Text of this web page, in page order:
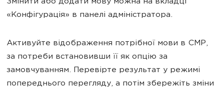
«Конфігурація» в панелі адміністратора.
Активуйте відображення потрібної мови в CMP,
за потреби встановивши її як опцію за
замовчуванням. Перевірте результат у режимі
попереднього перегляду, а потім збережіть зміни